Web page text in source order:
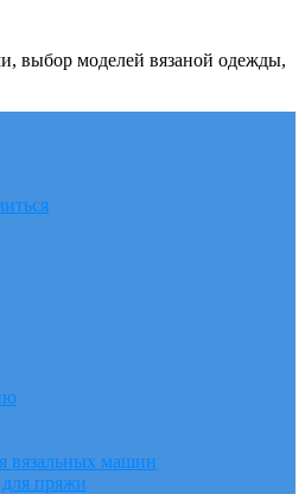
выбор моделей вязаной одежды,
вязальных машин
пряжи